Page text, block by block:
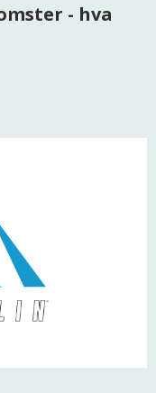
- hva